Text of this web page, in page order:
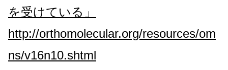
を受けている」
http://orthomolecular.org/resources/om
ns/v16n10.shtml